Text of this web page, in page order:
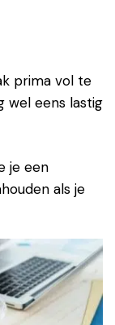
prima vol te
wel eens lastig
je een
als je